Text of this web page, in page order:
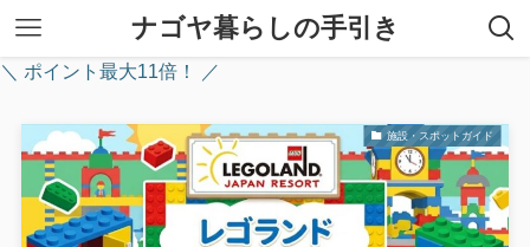
ナゴヤ暮らしの手引き
＼ ポイント最大11倍！ ／
施設・スポットガイド